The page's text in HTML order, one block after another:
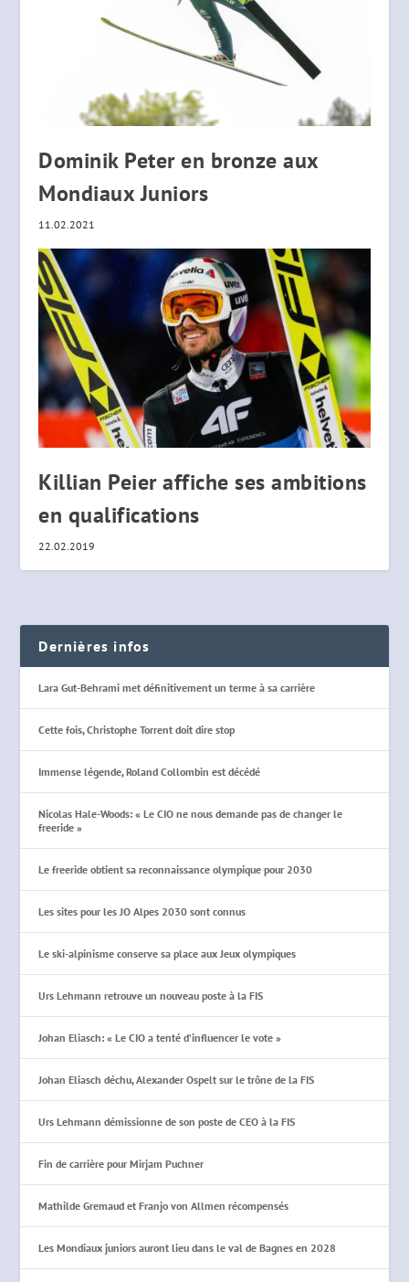
Dominik Peter en bronze aux
Mondiaux Juniors
11.02.2021
Killian Peier affiche ses ambitions
en qualifications
22.02.2019
Dernières infos
Lara Gut-Behrami met définitivement un terme à sa carrière
Cette fois, Christophe Torrent doit dire stop
Immense légende, Roland Collombin est décédé
Nicolas Hale-Woods: « Le CIO ne nous demande pas de changer le
freeride »
Le freeride obtient sa reconnaissance olympique pour 2030
Les sites pour les JO Alpes 2030 sont connus
Le ski-alpinisme conserve sa place aux Jeux olympiques
Urs Lehmann retrouve un nouveau poste à la FIS
Johan Eliasch: « Le CIO a tenté d’influencer le vote »
Johan Eliasch déchu, Alexander Ospelt sur le trône de la FIS
Urs Lehmann démissionne de son poste de CEO à la FIS
Fin de carrière pour Mirjam Puchner
Mathilde Gremaud et Franjo von Allmen récompensés
Les Mondiaux juniors auront lieu dans le val de Bagnes en 2028